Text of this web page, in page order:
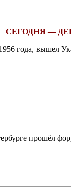
СЕГОДНЯ —
года, вышел
прошёл